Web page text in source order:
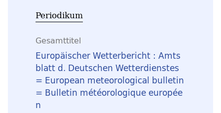
Periodikum
Gesamttitel
Europäischer Wetterbericht : Amts
blatt d. Deutschen Wetterdienstes
= European meteorological bulletin
= Bulletin météorologique europée
n